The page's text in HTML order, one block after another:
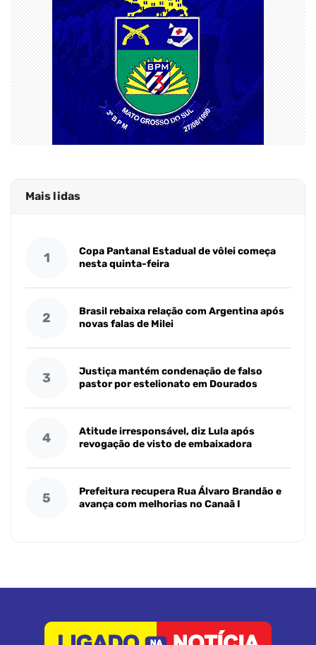
Mais lidas
1
Copa Pantanal Estadual de vôlei começa
nesta quinta-feira
2
Brasil rebaixa relação com Argentina após
novas falas de Milei
3
Justiça mantém condenação de falso
pastor por estelionato em Dourados
4
Atitude irresponsável, diz Lula após
revogação de visto de embaixadora
5
Prefeitura recupera Rua Álvaro Brandão e
avança com melhorias no Canaã I